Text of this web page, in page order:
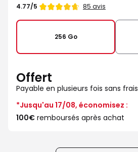
Note
4.77/5 85 avis
256 Go
Offert
Payable en plusieurs fois sans frais
*Jusqu'au 17/08, économisez :
100€ remboursés après achat